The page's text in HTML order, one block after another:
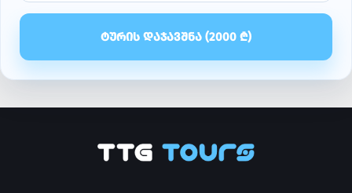
ᲢᲣᲠᲘᲡ ᲓᲐᲯᲐᲕᲨᲜᲐ (2000 ₾)